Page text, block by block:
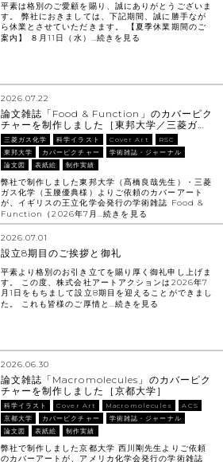
平素は格別のご愛顧を賜り、誠にありがとうございま
す。 弊社におきましては、下記期間、誠に勝手なが
ら休業とさせていただきます。 【夏季休業期間のご
案内】 ８月11日（水）…続きを見る
2026.07.22
論文雑誌「Food & Function」のカバーピク
チャーを制作しました［東邦大学／三菱ガ…
三菱ガス化学 科学イラスト Cover Art
RSC
東邦大学
カバーピクチャー
学術雑誌・ジャーナル
論文図
表紙絵 制作実績
弊社で制作しました東邦大学（髙橋良哉先生）・三菱
ガス化学（玉腰優典様）よりご依頼のカバーアート
が、イギリスの王立化学会発行の学術雑誌 Food &
Function（2026年7月…続きを見る
2026.07.01
設立8期目のご挨拶と御礼
平素より格別のお引き立てを賜り厚く御礼申し上げま
す。 この度、株式会社アートアクションは2026年7
月1日をもちまして設立8期目を迎えることができまし
た。 これも皆様のご厚情と…続きを見る
2026.06.30
論文雑誌「Macromolecules」のカバーピク
チャーを制作しました［京都大学］
科学イラスト Cover Art Macromolecules
ACS
京都大学
カバーピクチャー
学術雑誌・ジャーナル
論文図
表紙絵 制作実績
弊社で制作しました京都大学 西川剛先生よりご依頼
のカバーアートが、アメリカ化学会発行の学術雑誌